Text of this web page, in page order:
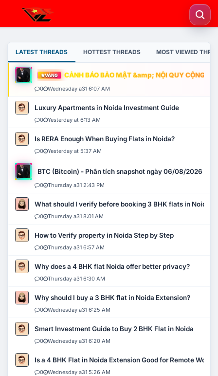
LATEST THREADS HOTTEST THREADS MOST VIEWED
VÀNG CẢNH BÁO BẢO MẬT &amp; NỘI QUY CỘNG
0 Wednesday a31 6:07 AM
Luxury Apartments in Noida Investment Guide
0 Yesterday at 6:13 AM
Is RERA Enough When Buying Flats in Noida?
0 Yesterday at 5:37 AM
BTC (Bitcoin) - Phân tích snapshot ngày 06/08/2026
0 Thursday a31 2:43 PM
What should I verify before booking 3 BHK flats in Noida?
0 Thursday a31 8:01 AM
How to Verify property in Noida Step by Step
0 Thursday a31 6:57 AM
Why does a 4 BHK flat Noida offer better privacy?
0 Thursday a31 6:30 AM
Why should I buy a 3 BHK flat in Noida Extension?
0 Wednesday a31 6:25 AM
Smart Investment Guide to Buy 2 BHK Flat in Noida
0 Wednesday a31 6:20 AM
Is a 4 BHK Flat in Noida Extension Good for Remote Work?
0 Wednesday a31 5:26 AM